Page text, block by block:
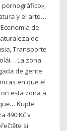
pornográfico»,
y el arte…
de
de
Transporte
La zona
de gente
en que el
esta zona a
Kupte
490 Kč v
si